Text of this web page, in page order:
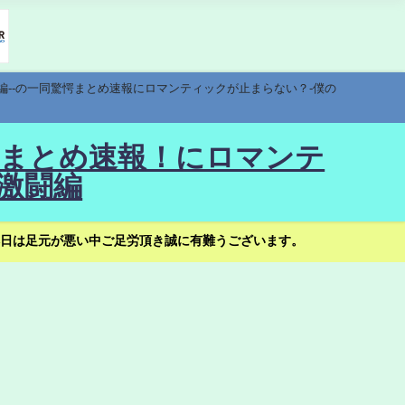
の一同驚愕まとめ速報にロマンティックが止まらない？-僕の
とめ速報！にロマンテ
闘編
足元が悪い中ご足労頂き誠に有難うございます。